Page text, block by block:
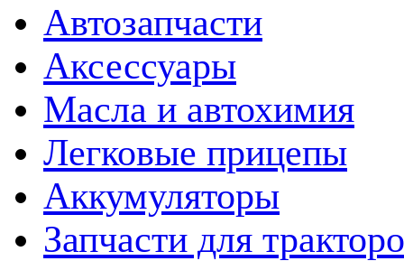
Автозапчасти
Аксессуары
Масла и автохимия
Легковые прицепы
Аккумуляторы
Запчасти для